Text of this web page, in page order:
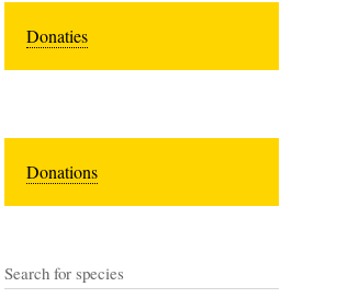
Donaties
Donations
Search for species